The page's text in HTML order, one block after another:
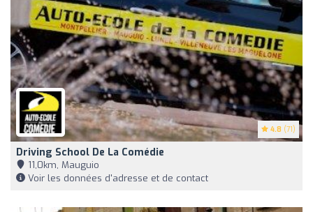
4.8 (71)
Driving School De La Comédie
11,0km, Mauguio
Voir les données d'adresse et de contact